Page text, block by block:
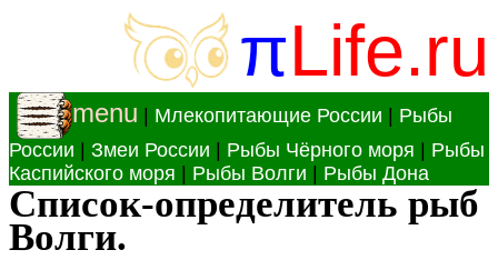
πLife.ru
menu Млекопитающие России
Рыбы
России
Змеи России Рыбы Чёрного моря
Рыбы
Каспийского моря
Рыбы Волги Рыбы Дона
Список-определитель рыб
Волги.